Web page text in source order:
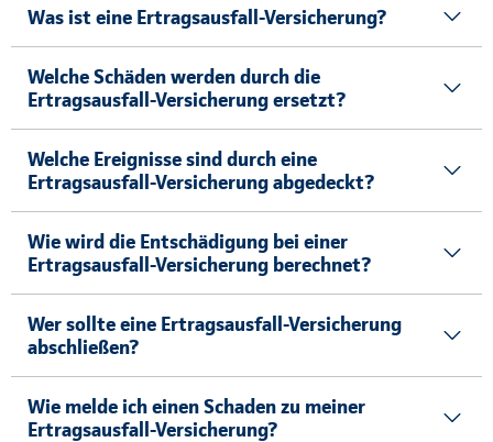
Was ist eine Ertragsausfall-Versicherung?
Welche Schäden werden durch die
Ertragsausfall-Versicherung ersetzt?
Welche Ereignisse sind durch eine
Ertragsausfall-Versicherung abgedeckt?
Wie wird die Entschädigung bei einer
Ertragsausfall-Versicherung berechnet?
Wer sollte eine Ertragsausfall-Versicherung
abschließen?
Wie melde ich einen Schaden zu meiner
Ertragsausfall-Versicherung?